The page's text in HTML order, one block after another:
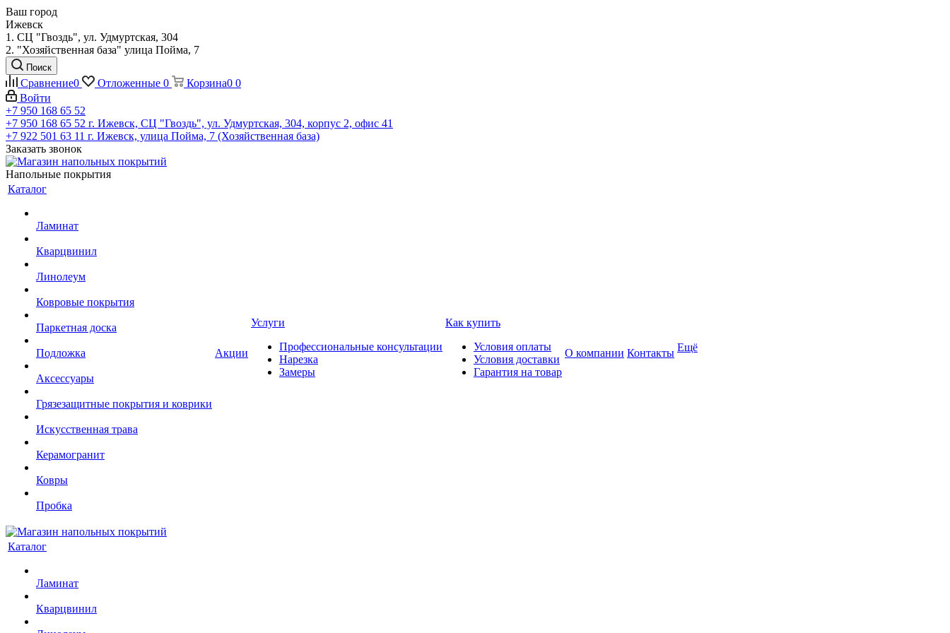
Ваш город
Ижевск
1. СЦ "Гвоздь", ул. Удмуртская, 304
2. "Хозяйственная база" улица Пойма, 7
Поиск
Сравнение0 Отложенные 0 Корзина0 0
Войти
+7 950 168 65 52
+7 950 168 65 52 г. Ижевск, СЦ "Гвоздь", ул. Удмуртская, 304, корпус 2, офис 41
+7 922 501 63 11 г. Ижевск, улица Пойма, 7 (Хозяйственная база)
Заказать звонок
Напольные покрытия
Каталог
Ламинат
Кварцвинил
Линолеум
Ковровые покрытия
Паркетная доска
Подложка
Аксессуары
Грязезащитные покрытия и коврики
Искусственная трава
Керамогранит
Ковры
Пробка
Акции
Услуги
Профессиональные консультации
Нарезка
Замеры
Как купить
Условия оплаты
Условия доставки
Гарантия на товар
О компании Контакты Ещё
Каталог
Ламинат
Кварцвинил